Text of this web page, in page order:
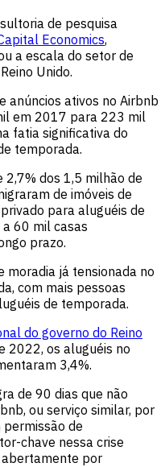
de pesquisa
Economics,
a escala do setor de
Unido.
anúncios ativos no Airbnb
em 2017 para 223 mil
fatia significativa do
temporada.
dos 1,5 milhão de
de imóveis de
para aluguéis de
60 mil casas
prazo.
moradia já tensionada no
com mais pessoas
de temporada.
do governo do Reino
2022, os aluguéis no
3,4%.
de 90 dias que não
ou serviço similar, por
de
chave nessa crise
por